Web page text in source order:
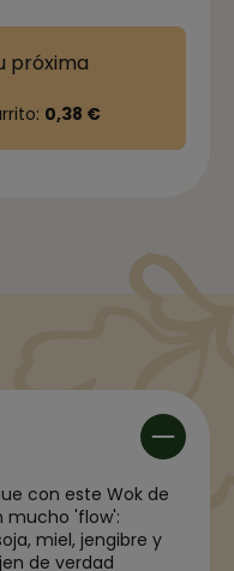
próxima
0,38 €
con este Wok de
mucho 'flow':
miel, jengibre y
de verdad